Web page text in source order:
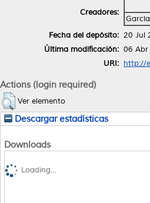
Creadores:
Fecha del depósito: 20 Jul
Última modificación: 06 Abr
URI: http://
Actions (login required)
Ver elemento
Descargar estadísticas
Downloads
Loading...